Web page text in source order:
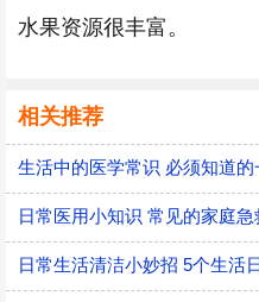
水果资源很丰富。
相关推荐
日常医用小知识 常见的家庭急